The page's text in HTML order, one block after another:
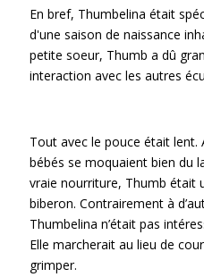
En bref, Thumbelina était
d'une saison de naissance
petite soeur, Thumb a dû
interaction avec les autres
Tout avec le pouce était lent.
bébés se moquaient bien du
vraie nourriture, Thumb était
biberon. Contrairement à
Thumbelina n’était pas
Elle marcherait au lieu de
grimper.